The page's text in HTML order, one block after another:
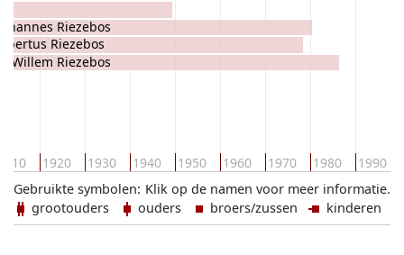
1920 1930 1940 1950 1960 1970 1980 1990
Riezebos
Riezebos
Willem Riezebos
Klik op de namen voor meer informatie.
Gebruikte symbolen:
grootouders
ouders broers/zussen kinderen